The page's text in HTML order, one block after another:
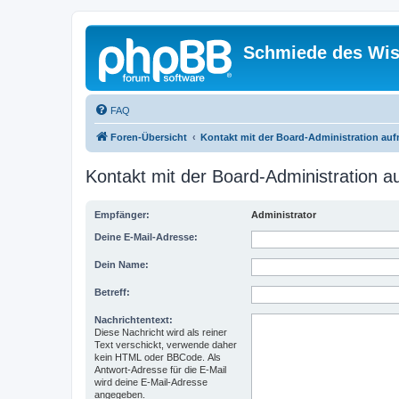
Schmiede des
FAQ
Foren-Übersicht Kontakt mit der Board-Administration
Kontakt mit der Board-Administration
Empfänger: Administrator
Deine E-Mail-Adresse:
Dein Name:
Betreff:
Nachrichtentext:
Diese Nachricht wird als reiner
Text verschickt, verwende daher
kein HTML oder BBCode. Als
Antwort-Adresse für die E-Mail
wird deine E-Mail-Adresse
angegeben.